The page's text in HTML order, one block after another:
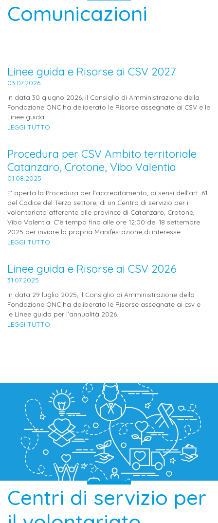
Comunicazioni
Linee guida e Risorse ai CSV 2027
03.07.2026
In data 30 giugno 2026, il Consiglio di Amministrazione della
Fondazione ONC ha deliberato le Risorse assegnate ai CSV e le
Linee guida.
LEGGI TUTTO
Procedura per CSV Ambito territoriale
Catanzaro, Crotone, Vibo Valentia
01.08.2025
E’ aperta la Procedura per l’accreditamento, ai sensi dell’art. 61
del Codice del Terzo settore, di un Centro di servizio per il
volontariato afferente alle province di Catanzaro, Crotone,
Vibo Valentia. C’è tempo fino alle ore 12:00 del 18 settembre
2025 per inviare la propria Manifestazione di interesse.
LEGGI TUTTO
Linee guida e Risorse ai CSV 2026
31.07.2025
In data 29 luglio 2025, il Consiglio di Amministrazione della
Fondazione ONC ha deliberato le Risorse assegnate ai csv e
le Linee guida per l’annualità 2026.
LEGGI TUTTO
Centri di servizio per